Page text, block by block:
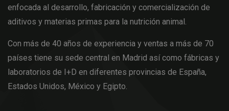
enfocada al desarrollo, fabricación y comercialización de
aditivos y materias primas para la nutrición animal.
Con más de 40 años de experiencia y ventas a más de 70
países tiene su sede central en Madrid así como fábricas y
laboratorios de I+D en diferentes provincias de España,
Estados Unidos, México y Egipto.